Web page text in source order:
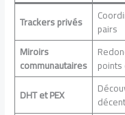
Trackers privés
pairs
Miroirs
communautaires points
DHT et PEX